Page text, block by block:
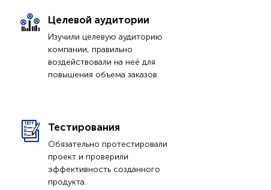
Тимофеев Дмитрий
Целевой аудитории
Изучили целевую аудиторию
компании, правильно
воздействовали на неё для
повышения объема заказов.
Тестирования
Обязательно протестировали
проект и проверили
эффективность созданного
продукта.